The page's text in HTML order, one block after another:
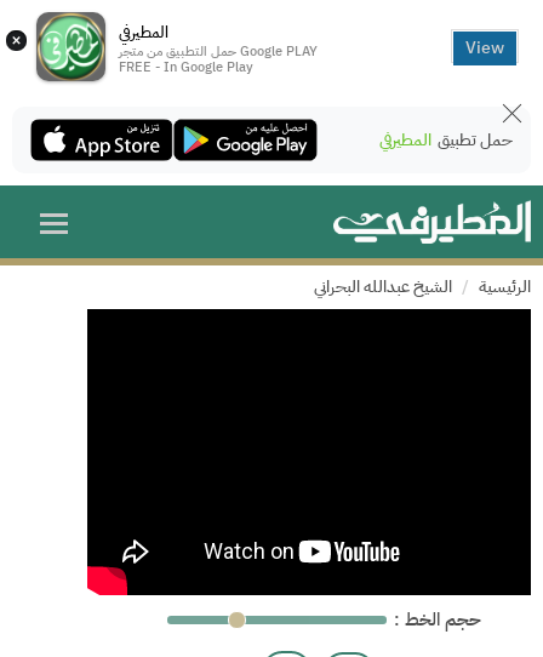
× المطيرفي
حمل التطبيق من متجر Google PLAY
FREE - In Google Play
View
حمل تطبيق المطيرفي
الرئيسية الشيخ عبدالله البحراني
: حجم الخط